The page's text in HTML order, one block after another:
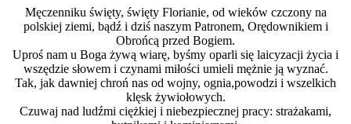
Męczenniku święty, święty Florianie, od wieków czczony na
polskiej ziemi, bądź i dziś naszym Patronem, Orędownikiem i
Obrońcą przed Bogiem.
Uproś nam u Boga żywą wiarę, byśmy oparli się laicyzacji życia i
wszędzie słowem i czynami miłości umieli mężnie ją wyznać.
Tak, jak dawniej chroń nas od wojny, ognia,powodzi i wszelkich
klęsk żywiołowych.
Czuwaj nad ludźmi ciężkiej i niebezpiecznej pracy: strażakami,